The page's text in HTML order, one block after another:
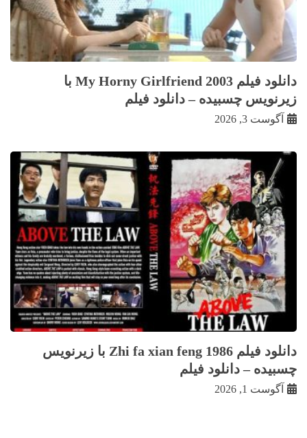
دانلود فیلم My Horny Girlfriend 2003 با
زيرنويس چسبيده – دانلود فیلم
آگوست 3, 2026
دانلود فیلم Zhi fa xian feng 1986 با زيرنويس
چسبيده – دانلود فیلم
آگوست 1, 2026